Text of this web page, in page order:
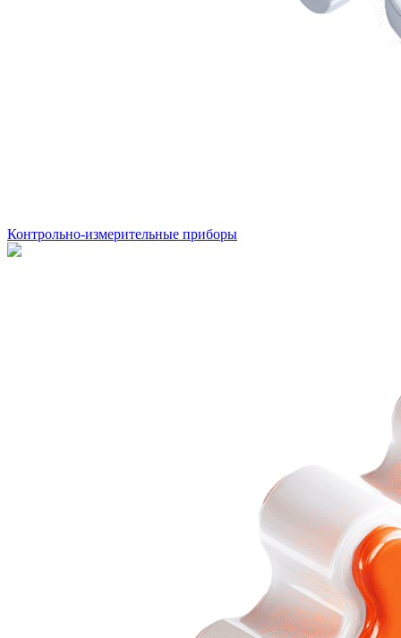
Контрольно-измерительные приборы